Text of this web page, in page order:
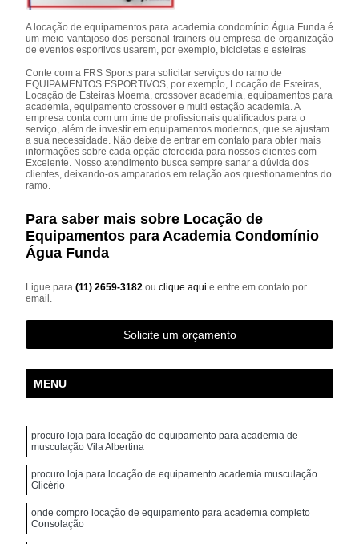
A locação de equipamentos para academia condomínio Água Funda é
um meio vantajoso dos personal trainers ou empresa de organização
de eventos esportivos usarem, por exemplo, bicicletas e esteiras
Conte com a FRS Sports para solicitar serviços do ramo de
EQUIPAMENTOS ESPORTIVOS, por exemplo, Locação de Esteiras,
Locação de Esteiras Moema, crossover academia, equipamentos para
academia, equipamento crossover e multi estação academia. A
empresa conta com um time de profissionais qualificados para o
serviço, além de investir em equipamentos modernos, que se ajustam
a sua necessidade. Não deixe de entrar em contato para obter mais
informações sobre cada opção oferecida para nossos clientes com
Excelente. Nosso atendimento busca sempre sanar a dúvida dos
clientes, deixando-os amparados em relação aos questionamentos do
ramo.
Para saber mais sobre Locação de
Equipamentos para Academia Condomínio
Água Funda
Ligue para(11) 2659-3182ouclique aqui e entre em contato por
email.
Solicite um orçamento
MENU
procuro loja para locação de equipamento para academia de
musculação Vila Albertina
procuro loja para locação de equipamento academia musculação
Glicério
onde compro locação de equipamento para academia completo
Consolação